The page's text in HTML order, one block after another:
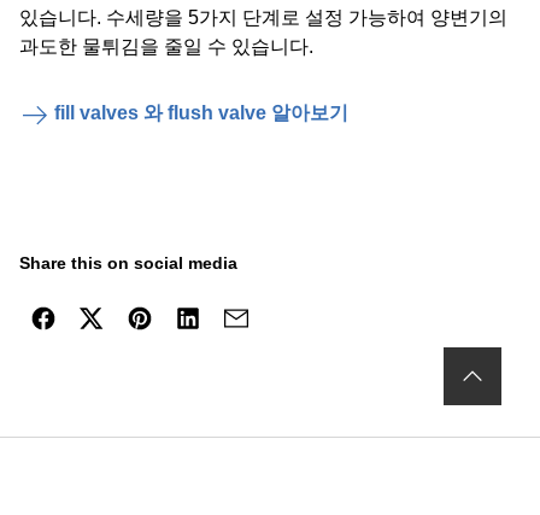
있습니다. 수세량을 5가지 단계로 설정 가능하여 양변기의
과도한 물튀김을 줄일 수 있습니다.
fill valves 와 flush valve 알아보기
Share this on social media